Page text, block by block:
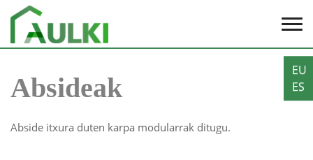
EU
ES
Absideak
Abside itxura duten karpa modularrak ditugu.